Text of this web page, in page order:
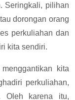
Seringkali, pilihan
dorongan orang
perkuliahan dan
kita sendiri.
kita
perkuliahan,
Oleh karena itu,